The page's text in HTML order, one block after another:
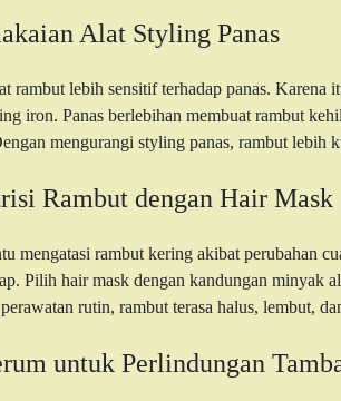
Alat Styling Panas
rambut lebih sensitif terhadap panas. Karena
iron. Panas berlebihan membuat rambut
mengurangi styling panas, rambut lebih
Rambut dengan Hair Mask
mengatasi rambut kering akibat perubahan
Pilih hair mask dengan kandungan minyak
rutin, rambut terasa halus, lembut,
untuk Perlindungan